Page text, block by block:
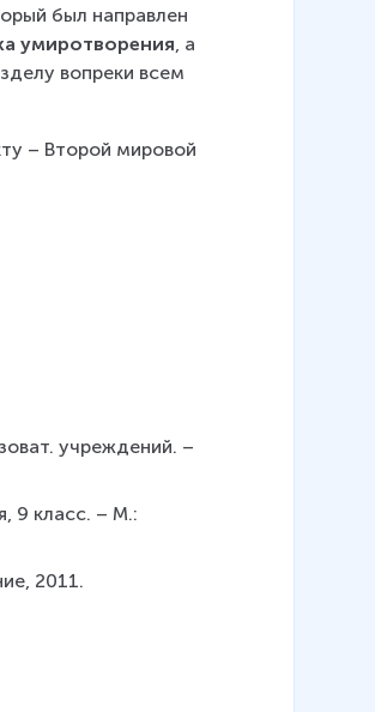
был направлен
умиротворения, а
вопреки всем
– Второй мировой
учреждений. –
9 класс. – М.:
2011.